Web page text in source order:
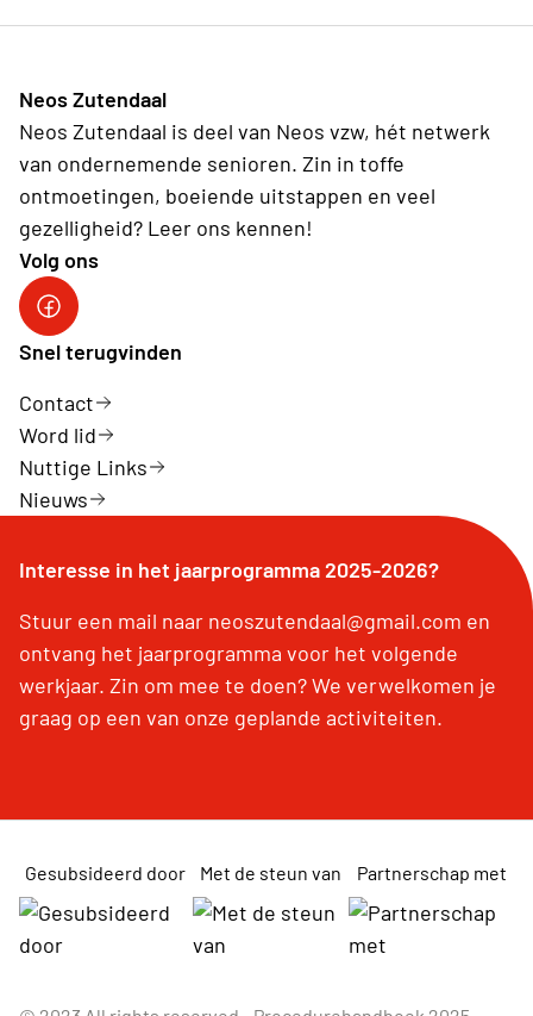
Neos Zutendaal
Neos Zutendaal is deel van Neos vzw, hét netwerk
van ondernemende senioren. Zin in toffe
ontmoetingen, boeiende uitstappen en veel
gezelligheid? Leer ons kennen!
Volg ons
Facebook Neos Zutendaal
Snel terugvinden
Contact
Word lid
Nuttige Links
Nieuws
Interesse in het jaarprogramma 2025-2026?
Stuur een mail naar neoszutendaal@gmail.com en
ontvang het jaarprogramma voor het volgende
werkjaar. Zin om mee te doen? We verwelkomen je
graag op een van onze geplande activiteiten.
Gesubsideerd door Met de steun van Partnerschap met